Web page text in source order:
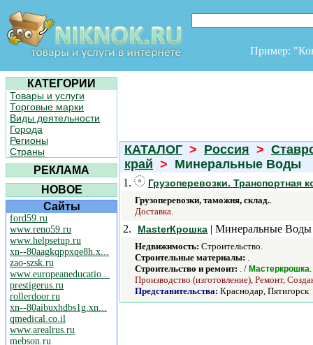
Пример:
КАТЕГОРИИ
Товары и услуги
Торговые марки
Виды деятельности
Города
Регионы
Страны
РЕКЛАМА
НОВОЕ
Сайты
ford59.ru
www.reno59.ru
www.helpsetup.ru
xn--80aagkqppxqe8h.x...
zao-szsk.ru
www.europeaneducatio...
prestigerus.ru
rollerdoor.ru
xn--80aibuxhdbs1g.xn...
qmedical.co.il
www.arealrus.ru
mebson.ru
КАТАЛОГ > Россия >
край > Минеральные Воды
1. Грузоперевозки. Транспортная
Грузоперевозки, таможня, склад..
Доставка.
2. MasterКрошка | Минеральные
Недвижимость: Строительство.
Строительные материалы: .
Строительство и ремонт: . / Мастеркрошка.
Производство (изготовление), Ремонт,
Представительства: Краснодар, Пятигорск